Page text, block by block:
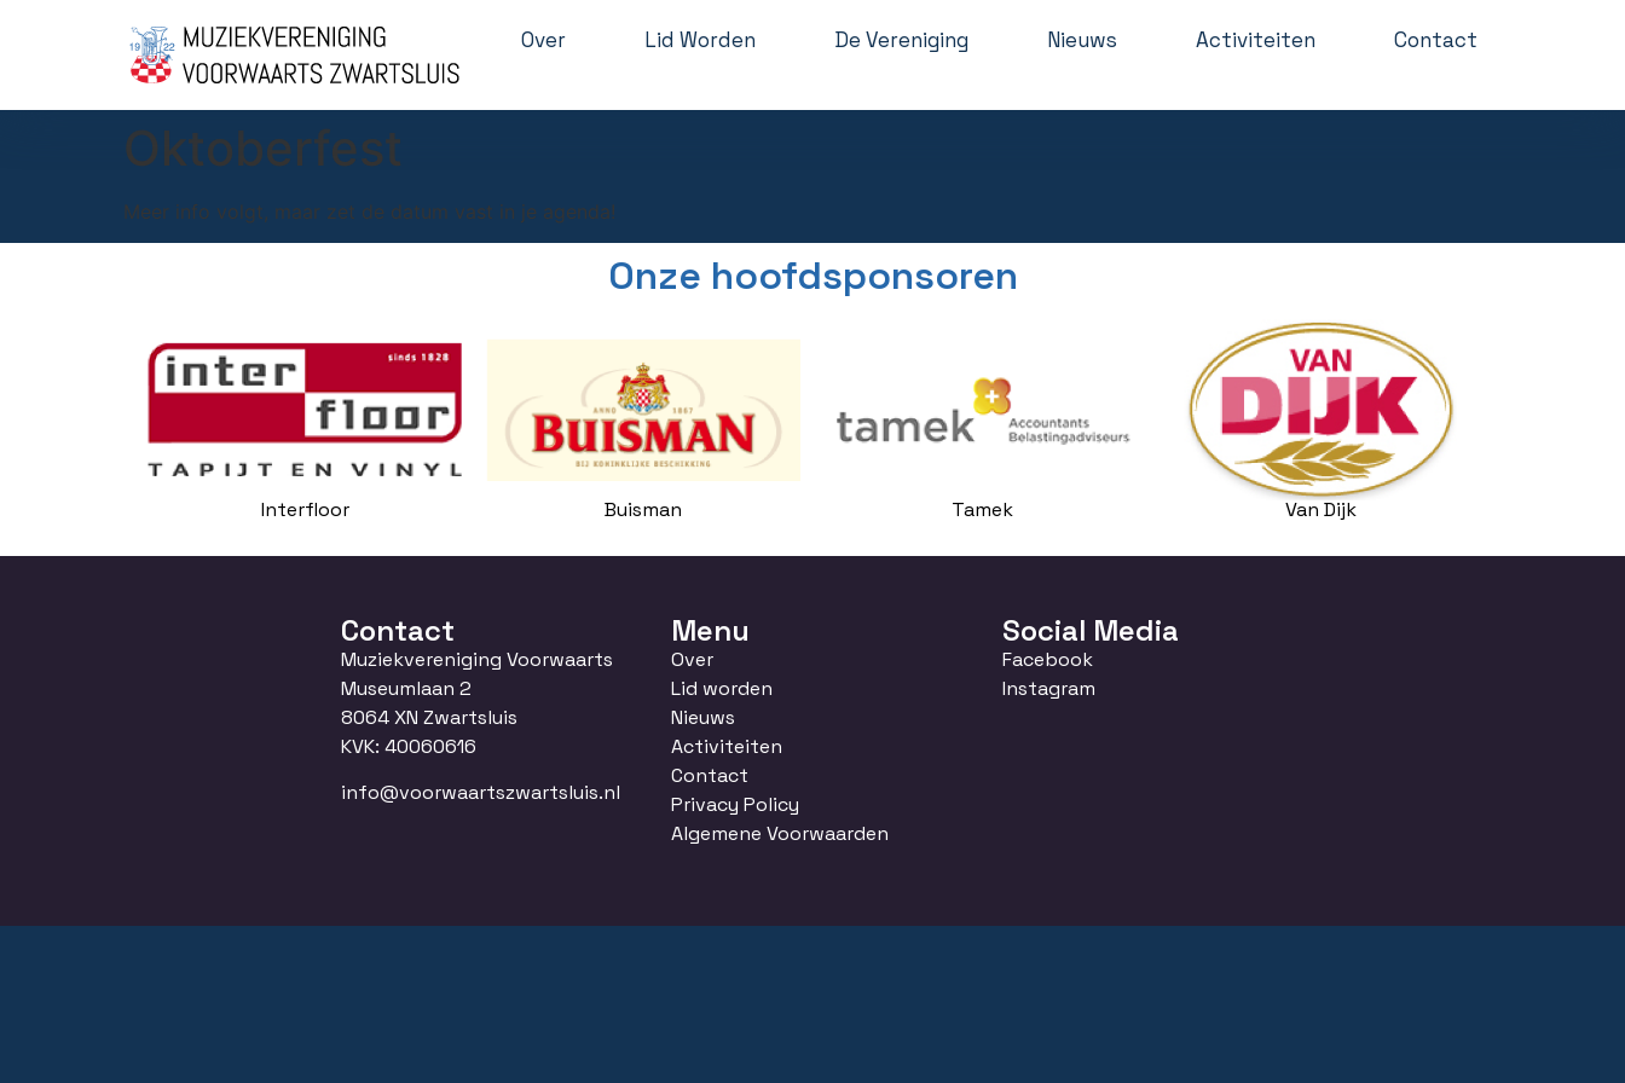
Over Lid Worden De Vereniging Nieuws Activiteiten Contact
Oktoberfest
Meer info volgt, maar zet de datum vast in je agenda!
Onze hoofdsponsoren
Interfloor Buisman Tamek Van Dijk
Contact
Muziekvereniging Voorwaarts
Museumlaan 2
8064 XN Zwartsluis
KVK: 40060616
info@voorwaartszwartsluis.nl
Menu
Over
Lid worden
Nieuws
Activiteiten
Contact
Privacy Policy
Algemene Voorwaarden
Social Media
Facebook
Instagram